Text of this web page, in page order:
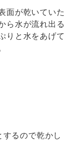
面が乾いていた
ら水が流れ出る
りと水をあげて
るので乾かし